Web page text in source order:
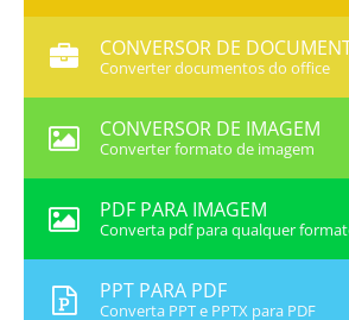
CONVERSOR DE
Converter documentos do office
CONVERSOR DE IMAGEM
Converter formato de imagem
PDF PARA IMAGEM
Converta pdf para qualquer
PPT PARA PDF
Converta PPT e PPTX para PDF